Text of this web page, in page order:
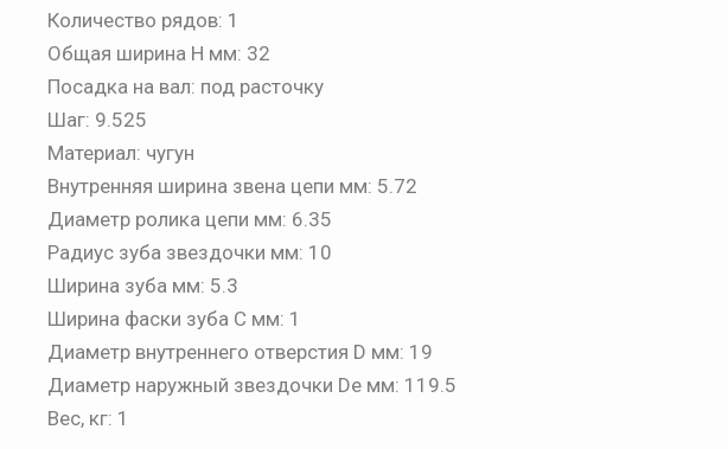
Количество рядов: 1
Общая ширина H мм: 32
Посадка на вал: под расточку
Шаг: 9.525
Материал: чугун
Внутренняя ширина звена цепи мм: 5.72
Диаметр ролика цепи мм: 6.35
Радиус зуба звездочки мм: 10
Ширина зуба мм: 5.3
Ширина фаски зуба C мм: 1
Диаметр внутреннего отверстия D мм: 19
Диаметр наружный звездочки De мм: 119.5
Вес, кг: 1